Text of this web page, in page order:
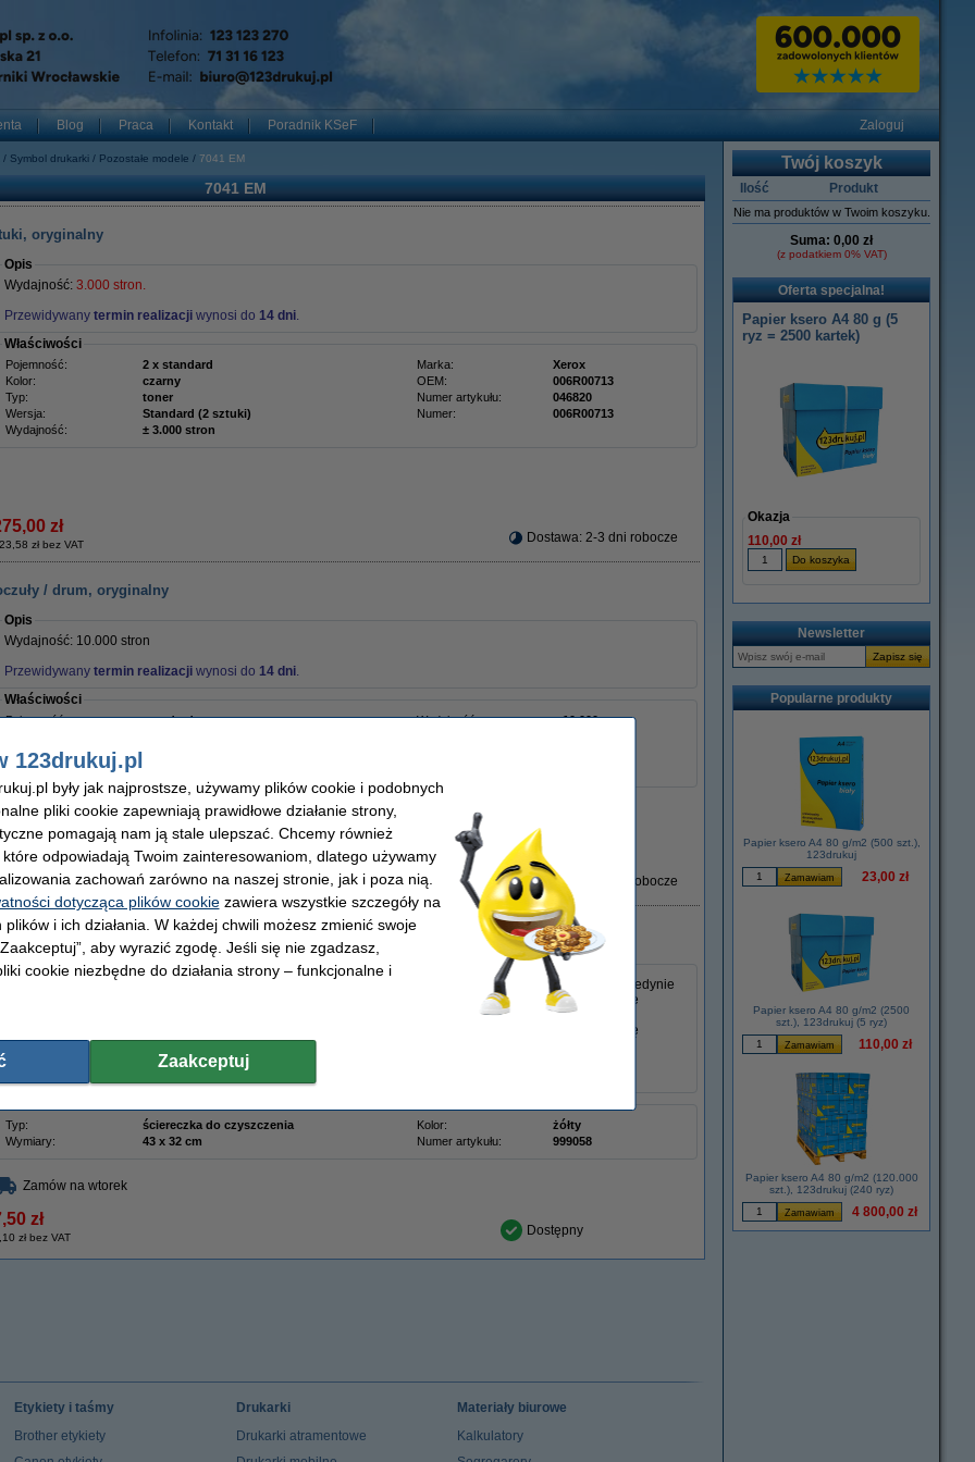
Blog Praca Kontakt Poradnik KSeF Zaloguj
Symbol drukarki Pozostałe modele 7041 EM
7041 EM
oryginalny
Opis
Wydajność: 3.000 stron.
Przewidywany termin realizacji wynosi do 14 dni.
Właściwości
Pojemność: 2 x standard Marka:
Xerox
Kolor:
czarny OEM:
006R00713
Typ:
toner Numer artykułu:
046820
Wersja:
Standard (2 sztuki) Numer:
006R00713
Wydajność:
± 3.000 stron
zł
zł bez VAT Dostawa: 2-3 dni robocze
/ drum, oryginalny
Opis
Wydajność: 10.000 stron
Przewidywany termin realizacji wynosi do 14 dni.
Właściwości
Pojemność: standard Wydajność:
± 10.000 stron
Typ:
Wersja:
299,00 zł
zł bez VAT Dostawa: 2-3 dni robocze
laserowej
Opis
Ściereczka przyciąga proszek tonera jak magnes. W przeciwieństwie do zwykłej ściereczki do kurzu, która jedynie
rozprowadza zabrudzenia, ta utrzymuje proszek w swoich włóknach. Przywierają do niej nawet najmniejsze
Aby uzyskać najlepsze rezultaty, przed użyciem rozciągnij ściereczkę w obu kierunkach. Unikaj dostania się
trudnego do usunięcia proszku na dłonie.
Typ: ściereczka do czyszczenia Kolor:
żółty
Wymiary:
43 x 32 cm Numer artykułu: 999058
Zamów na wtorek
zł
zł bez VAT Dostępny
Twój koszyk
Ilość Produkt
Nie ma produktów w Twoim koszyku.
Suma: 0,00 zł
(z podatkiem 0% VAT)
Oferta specjalna!
Papier ksero A4 80 g (5
ryz = 2500 kartek)
Okazja
110,00 zł
Newsletter
Popularne produkty
Papier ksero A4 80 g/m2 (500 szt.),
123drukuj
23,00 zł
Papier ksero A4 80 g/m2 (2500
szt.), 123drukuj (5 ryz)
110,00 zł
Papier ksero A4 80 g/m2 (120.000
szt.), 123drukuj (240 ryz)
4 800,00 zł
Etykiety i taśmy
Brother etykiety
Drukarki
Drukarki atramentowe
Materiały biurowe
Kalkulatory
123drukuj.pl
były jak najprostsze, używamy plików cookie i podobnych
pliki cookie zapewniają prawidłowe działanie strony,
pomagają nam ją stale ulepszać. Chcemy również
odpowiadają Twoim zainteresowaniom, dlatego używamy
zachowań zarówno na naszej stronie, jak i poza nią.
dotycząca plików cookiezawiera wszystkie szczegóły na
i ich działania. W każdej chwili możesz zmienić swoje
aby wyrazić zgodę. Jeśli się nie zgadzasz,
cookie niezbędne do działania strony – funkcjonalne i
Zaakceptuj